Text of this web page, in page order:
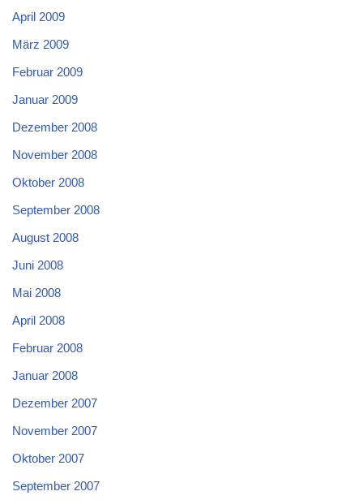
April 2009
März 2009
Februar 2009
Januar 2009
Dezember 2008
November 2008
Oktober 2008
September 2008
August 2008
Juni 2008
Mai 2008
April 2008
Februar 2008
Januar 2008
Dezember 2007
November 2007
Oktober 2007
September 2007